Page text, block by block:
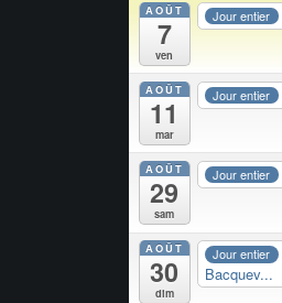
AOÛT
7
ven
Jour entier
AOÛT
11
mar
Jour entier
AOÛT
29
sam
Jour entier
AOÛT
30
dim
Jour entier
Bacquev...